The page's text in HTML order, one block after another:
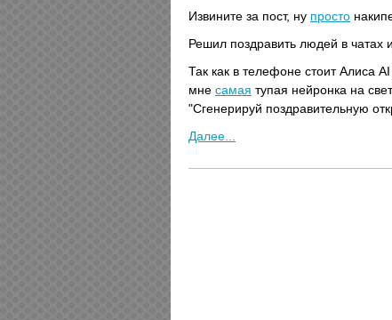
Извините за пост, ну просто
Решил поздравить людей в чатах
Так как в телефоне стоит Алиса
мне самая тупая нейронка на
"Сгенерируй поздравительную
Далее...